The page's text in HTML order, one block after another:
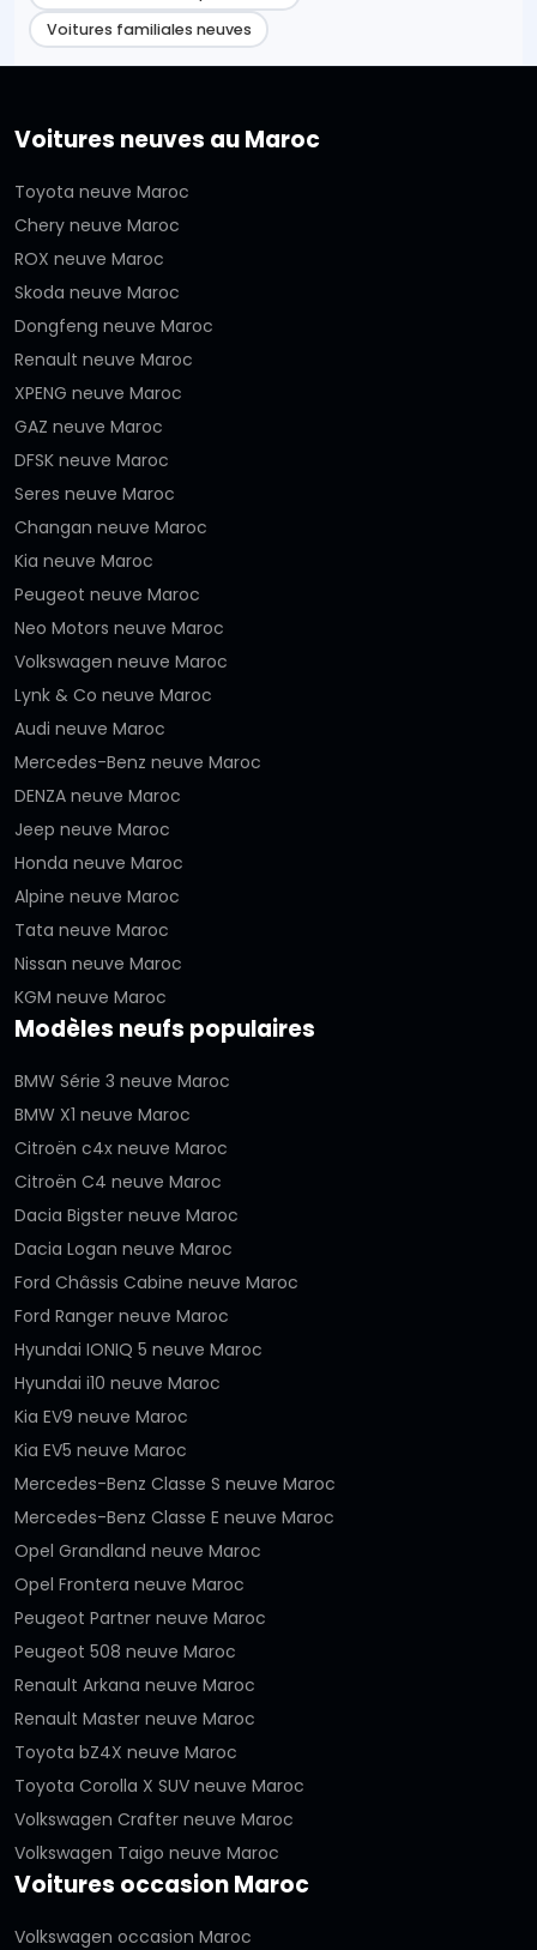
Voitures familiales neuves
Voitures neuves au Maroc
Toyota neuve Maroc
Chery neuve Maroc
ROX neuve Maroc
Skoda neuve Maroc
Dongfeng neuve Maroc
Renault neuve Maroc
XPENG neuve Maroc
GAZ neuve Maroc
DFSK neuve Maroc
Seres neuve Maroc
Changan neuve Maroc
Kia neuve Maroc
Peugeot neuve Maroc
Neo Motors neuve Maroc
Volkswagen neuve Maroc
Lynk & Co neuve Maroc
Audi neuve Maroc
Mercedes-Benz neuve Maroc
DENZA neuve Maroc
Jeep neuve Maroc
Honda neuve Maroc
Alpine neuve Maroc
Tata neuve Maroc
Nissan neuve Maroc
KGM neuve Maroc
Modèles neufs populaires
BMW Série 3 neuve Maroc
BMW X1 neuve Maroc
Citroën c4x neuve Maroc
Citroën C4 neuve Maroc
Dacia Bigster neuve Maroc
Dacia Logan neuve Maroc
Ford Châssis Cabine neuve Maroc
Ford Ranger neuve Maroc
Hyundai IONIQ 5 neuve Maroc
Hyundai i10 neuve Maroc
Kia EV9 neuve Maroc
Kia EV5 neuve Maroc
Mercedes-Benz Classe S neuve Maroc
Mercedes-Benz Classe E neuve Maroc
Opel Grandland neuve Maroc
Opel Frontera neuve Maroc
Peugeot Partner neuve Maroc
Peugeot 508 neuve Maroc
Renault Arkana neuve Maroc
Renault Master neuve Maroc
Toyota bZ4X neuve Maroc
Toyota Corolla X SUV neuve Maroc
Volkswagen Crafter neuve Maroc
Volkswagen Taigo neuve Maroc
Voitures occasion Maroc
Volkswagen occasion Maroc